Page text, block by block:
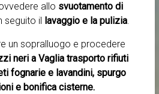
allo svuotamento di
seguito il lavaggio e la pulizia.
un sopralluogo e procedere
neri a Vaglia trasporto rifiuti
fognarie e lavandini, spurgo
e bonifica cisterne.